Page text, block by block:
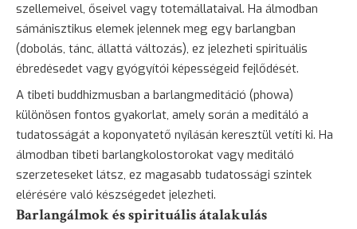
szellemeivel, őseivel vagy totemállataival. Ha álmodban
sámánisztikus elemek jelennek meg egy barlangban
(dobolás, tánc, állattá változás), ez jelezheti spirituális
ébredésedet vagy gyógyítói képességeid fejlődését.
A tibeti buddhizmusban a barlangmeditáció (phowa)
különösen fontos gyakorlat, amely során a meditáló a
tudatosságát a koponyatető nyílásán keresztül vetíti ki. Ha
álmodban tibeti barlangkolostorokat vagy meditáló
szerzeteseket látsz, ez magasabb tudatossági szintek
elérésére való készségedet jelezheti.
Barlangálmok és spirituális átalakulás